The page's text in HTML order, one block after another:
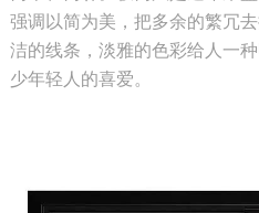
强调以简为美，把多余的繁冗
洁的线条，淡雅的色彩给人一
少年轻人的喜爱。